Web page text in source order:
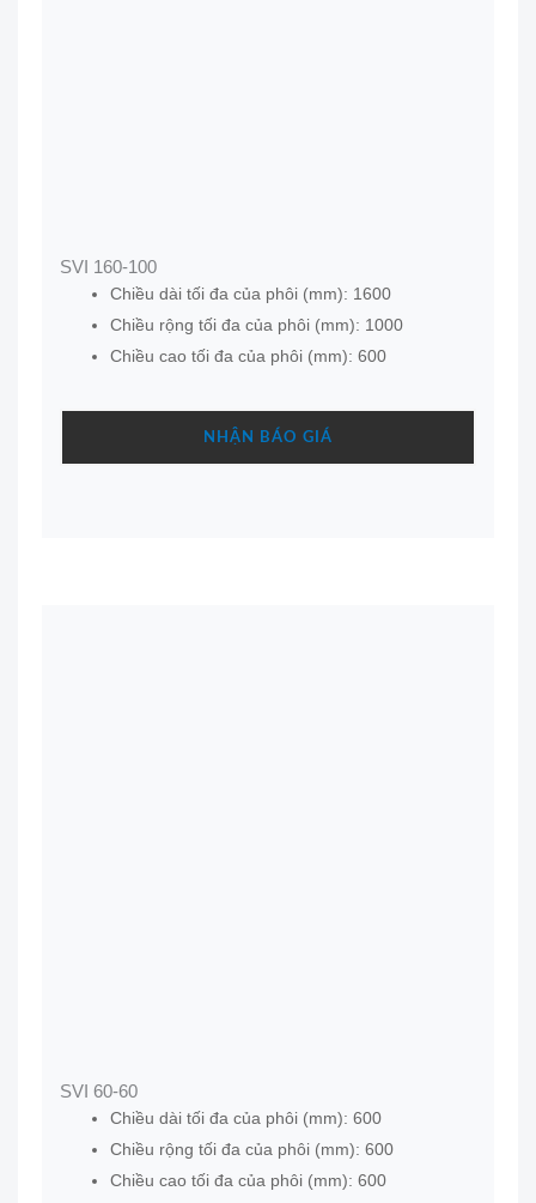
SVI 160-100
Chiều dài tối đa của phôi (mm): 1600
Chiều rộng tối đa của phôi (mm): 1000
Chiều cao tối đa của phôi (mm): 600
NHẬN BÁO GIÁ
SVI 60-60
Chiều dài tối đa của phôi (mm): 600
Chiều rộng tối đa của phôi (mm): 600
Chiều cao tối đa của phôi (mm): 600